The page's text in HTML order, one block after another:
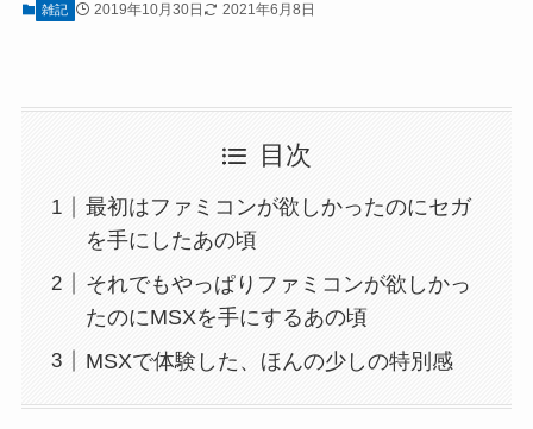
雑記 2019年10月30日 2021年6月8日
目次
最初はファミコンが欲しかったのにセガ
を手にしたあの頃
それでもやっぱりファミコンが欲しかっ
たのにMSXを手にするあの頃
MSXで体験した、ほんの少しの特別感